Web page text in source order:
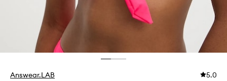
Answear.LAB 5.0